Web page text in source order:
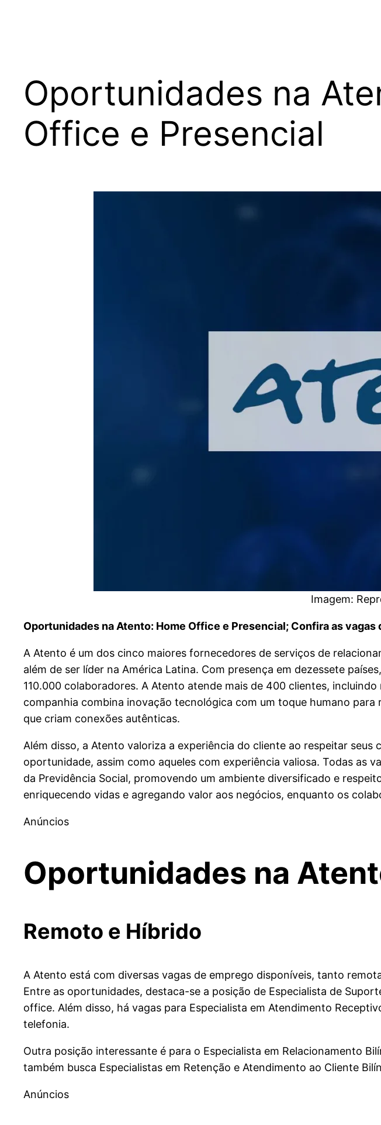
Oportunidades na
Office e Presencial
Imagem:
Oportunidades na Atento: Home Office e Presencial; Confira as
A Atento é um dos cinco maiores fornecedores de serviços de
além de ser líder na América Latina. Com presença em dezessete
110.000 colaboradores. A Atento atende mais de 400 clientes,
companhia combina inovação tecnológica com um toque humano
que criam conexões autênticas.
Além disso, a Atento valoriza a experiência do cliente ao respeitar
oportunidade, assim como aqueles com experiência valiosa. Todas as
da Previdência Social, promovendo um ambiente diversificado e
enriquecendo vidas e agregando valor aos negócios, enquanto os
Anúncios
Oportunidades na
Remoto e Híbrido
A Atento está com diversas vagas de emprego disponíveis, tanto
Entre as oportunidades, destaca-se a posição de Especialista de
office. Além disso, há vagas para Especialista em Atendimento
telefonia.
Outra posição interessante é para o Especialista em Relacionamento
também busca Especialistas em Retenção e Atendimento ao Cliente
Anúncios